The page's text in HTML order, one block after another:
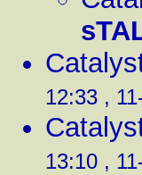
12:33 ,
13:10 ,